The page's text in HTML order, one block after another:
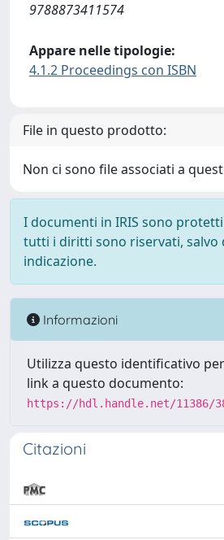
9788873411574
Appare nelle tipologie:
4.1.2 Proceedings con ISBN
File in questo prodotto:
Non ci sono file associati a
I documenti in IRIS sono
tutti i diritti sono riservati, salvo
indicazione.
Informazioni
Utilizza questo identificativo
link a questo documento:
https://hdl.handle.net/11386/
Citazioni